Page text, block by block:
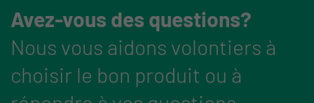
Avez-vous des questions?
Nous vous aidons volontiers à
choisir le bon produit ou à